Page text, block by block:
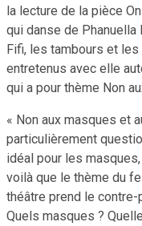
la lecture de la pièce
qui danse de
Fifi, les tambours et
entretenus avec elle
qui a pour thème Non
« Non aux masques et
particulièrement
idéal pour les
voilà que le thème du
théâtre prend le contre-
Quels masques ?